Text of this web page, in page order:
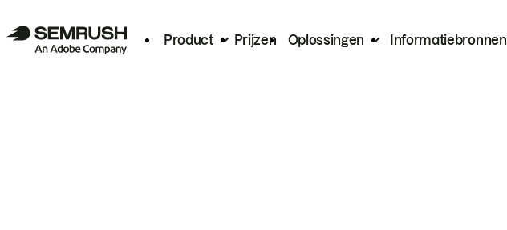
Product Prijzen Oplossingen Informatiebronnen